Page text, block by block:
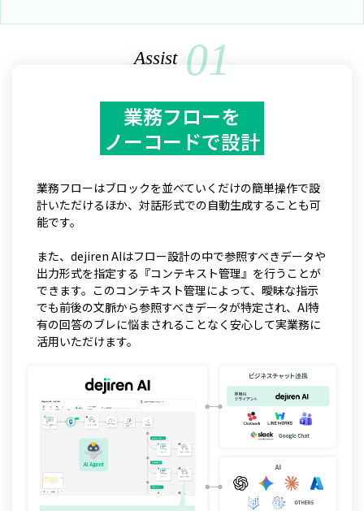
Assist 01
業務フローを
ノーコードで設計
業務フローはブロックを並べていくだけの簡単操作で設
計いただけるほか、対話形式での自動生成することも可
能です。
また、dejiren AIはフロー設計の中で参照すべきデータや
出力形式を指定する『コンテキスト管理』を行うことが
できます。このコンテキスト管理によって、曖昧な指示
でも前後の文脈から参照すべきデータが特定され、AI特
有の回答のブレに悩まされることなく安心して実業務に
活用いただけます。